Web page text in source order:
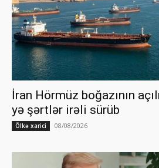
İran Hörmüz boğazının
yə şərtlər irəli sürüb
Ölkə xarici 08/08/2026